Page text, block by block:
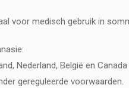
voor medisch gebruik in
Nederland, België en
gereguleerde voorwaarden.